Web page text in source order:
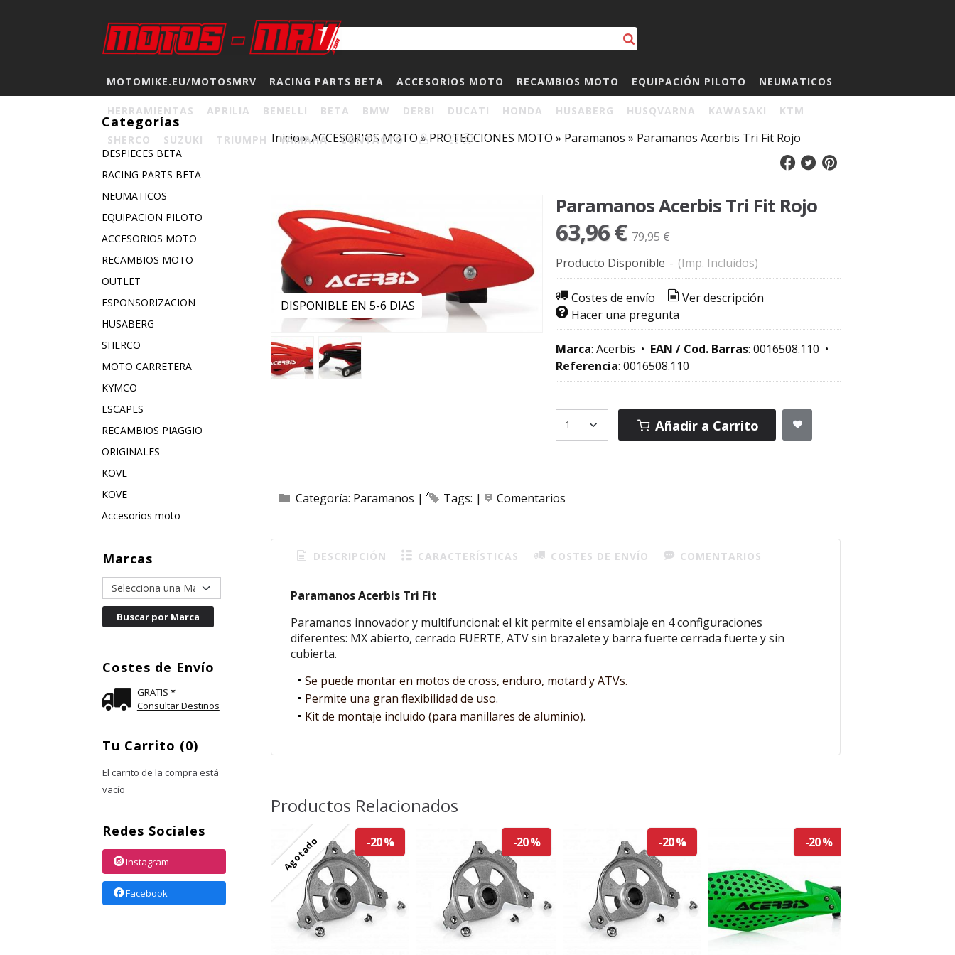
MOTOMIKE.EU/MOTOSMRV RACING PARTS BETA ACCESORIOS MOTO RECAMBIOS MOTO EQUIPACIÓN PILOTO NEUMATICOS
HERRAMIENTAS APRILIA BENELLI BETA BMW DERBI DUCATI HONDA HUSABERG HUSQVARNA KAWASAKI KTM
SHERCO SUZUKI TRIUMPH YAMAHA CONTACTO 0
Categorías
DESPIECES BETA
RACING PARTS BETA
NEUMATICOS
EQUIPACION PILOTO
ACCESORIOS MOTO
RECAMBIOS MOTO
OUTLET
ESPONSORIZACION
HUSABERG
SHERCO
MOTO CARRETERA
KYMCO
ESCAPES
RECAMBIOS PIAGGIO
ORIGINALES
KOVE
KOVE
Accesorios moto
Marcas
Costes de Envío
GRATIS *
Consultar Destinos
Tu Carrito (0)
El carrito de la compra está
vacío
Redes Sociales
Instagram
Facebook
Inicio»ACCESORIOS MOTO»PROTECCIONES MOTO » Paramanos » Paramanos Acerbis Tri Fit Rojo
DISPONIBLE EN 5-6 DIAS
Paramanos Acerbis Tri Fit Rojo
63,96 € 79,95 €
Producto Disponible - (Imp. Incluidos)
Costes de envío
Ver descripción
Hacer una pregunta
Marca: Acerbis • EAN / Cod. Barras: 0016508.110 •
Referencia: 0016508.110
Añadir a Carrito
Categoría: Paramanos | Tags: | Comentarios
DESCRIPCIÓN CARACTERÍSTICAS COSTES DE ENVÍO COMENTARIOS
Paramanos Acerbis Tri Fit
Paramanos innovador y multifuncional: el kit permite el ensamblaje en 4 configuraciones
diferentes: MX abierto, cerrado FUERTE, ATV sin brazalete y barra fuerte cerrada fuerte y sin
cubierta.
Se puede montar en motos de cross, enduro, motard y ATVs.
Permite una gran flexibilidad de uso.
Kit de montaje incluido (para manillares de aluminio).
Productos Relacionados
Agotado -20 % -20 % -20 % -20 %